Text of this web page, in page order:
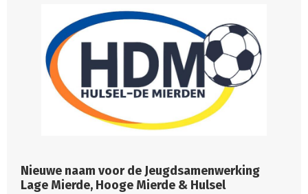
Nieuwe naam voor de Jeugdsamenwerking
Lage Mierde, Hooge Mierde & Hulsel